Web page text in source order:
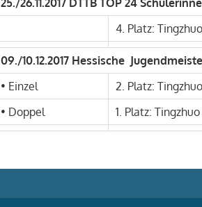
25./26.11.2017 DTTB TOP 24
4. Platz:
09./10.12.2017 Hessische
• Einzel
2. Platz:
• Doppel
1. Platz: